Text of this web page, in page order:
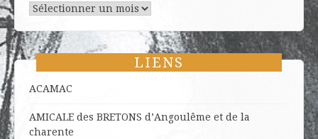
Archives
LIENS
ACAMAC
AMICALE des BRETONS d’Angoulême et de la
charente